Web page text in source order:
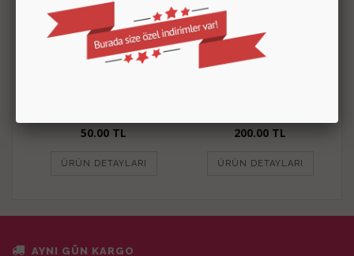
50.00 TL
ÜRÜN DETAYLARI
200.00 TL
ÜRÜN DETAYLARI
AYNI GÜN KARGO